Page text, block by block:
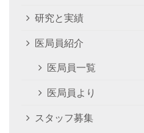
研究と実績
医局員紹介
医局員一覧
医局員より
スタッフ募集